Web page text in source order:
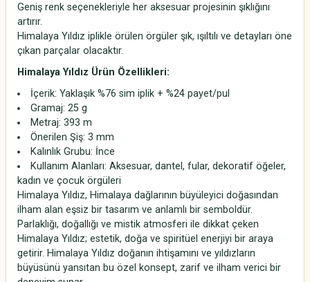
Geniş renk seçenekleriyle her aksesuar projesinin şıklığını
artırır.
Himalaya Yıldız iplikle örülen örgüler şık, ışıltılı ve detayları öne
çıkan parçalar olacaktır.
Himalaya Yıldız Ürün Özellikleri:
İçerik: Yaklaşık %76 sim iplik + %24 payet/pul
Gramaj: 25 g
Metraj: 393 m
Önerilen Şiş: 3 mm
Kalınlık Grubu: İnce
Kullanım Alanları: Aksesuar, dantel, fular, dekoratif öğeler,
kadın ve çocuk örgüleri
Himalaya Yıldız, Himalaya dağlarının büyüleyici doğasından
ilham alan eşsiz bir tasarım ve anlamlı bir semboldür.
Parlaklığı, doğallığı ve mistik atmosferi ile dikkat çeken
Himalaya Yıldız; estetik, doğa ve spiritüel enerjiyi bir araya
getirir. Himalaya Yıldız doğanın ihtişamını ve yıldızların
büyüsünü yansıtan bu özel konsept, zarif ve ilham verici bir